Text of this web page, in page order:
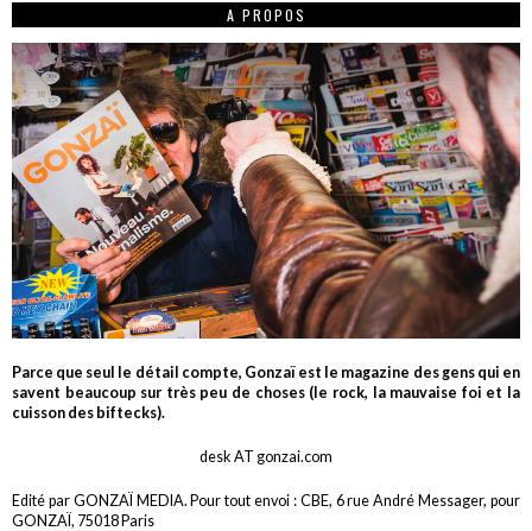
A PROPOS
Parce que seul le détail compte, Gonzaï est le magazine des gens qui en
savent beaucoup sur très peu de choses (le rock, la mauvaise foi et la
cuisson des biftecks).
desk AT gonzai.com
Edité par GONZAÏ MEDIA. Pour tout envoi : CBE, 6 rue André Messager, pour
GONZAÏ, 75018 Paris